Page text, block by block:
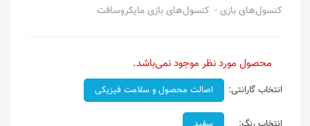
کنسول‌های بازی کنسول‌های بازی مایکروسافت
محصول مورد نظر موجود نمی‌باشد.
انتخاب گارانتی: اصالت محصول و سلامت فیزیکی